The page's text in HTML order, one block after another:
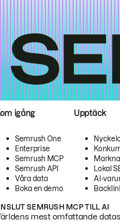
igång
Semrush One
Enterprise
Semrush MCP
Semrush API
Våra data
Boka en demo
Upptäck
Lokal
AI-
SEMRUSH MCP TILL AI
mest omfattande